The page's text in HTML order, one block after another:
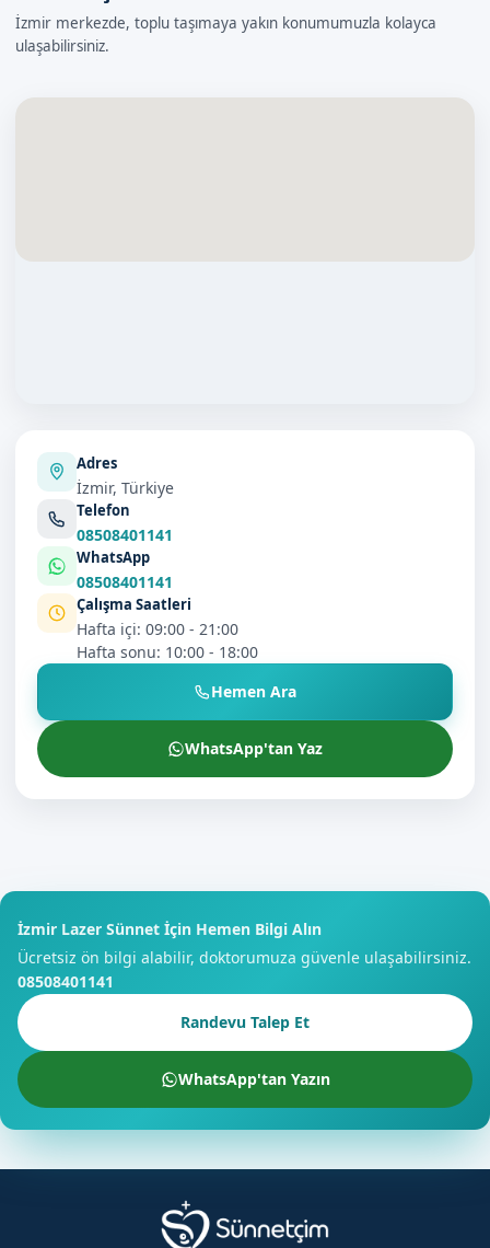
İzmir merkezde, toplu taşımaya yakın konumumuzla kolayca
ulaşabilirsiniz.
Adres
İzmir, Türkiye
Telefon
08508401141
WhatsApp
08508401141
Çalışma Saatleri
Hafta içi: 09:00 - 21:00
Hafta sonu: 10:00 - 18:00
Hemen Ara
WhatsApp'tan Yaz
İzmir Lazer Sünnet İçin Hemen Bilgi Alın
Ücretsiz ön bilgi alabilir, doktorumuza güvenle ulaşabilirsiniz.
08508401141
Randevu Talep Et
WhatsApp'tan Yazın